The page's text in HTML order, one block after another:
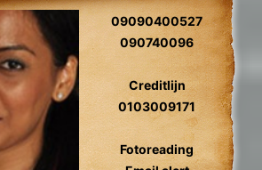
09090400527
090740096
Creditlijn
0103009171
Fotoreading